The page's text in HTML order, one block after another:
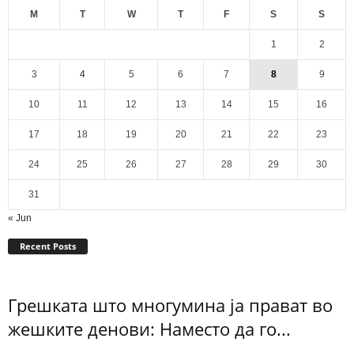
M T W T F S S
1 2
3 4 5 6 7 8 9
10 11 12 13 14 15 16
17 18 19 20 21 22 23
24 25 26 27 28 29 30
31
« Jun
Recent Posts
Грешката што многумина ја прават во
жешките денови: Наместо да го...